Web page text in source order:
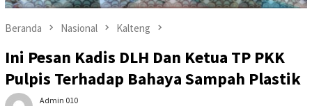
Beranda Nasional Kalteng
Ini Pesan Kadis DLH Dan Ketua TP PKK
Pulpis Terhadap Bahaya Sampah Plastik
Admin 010